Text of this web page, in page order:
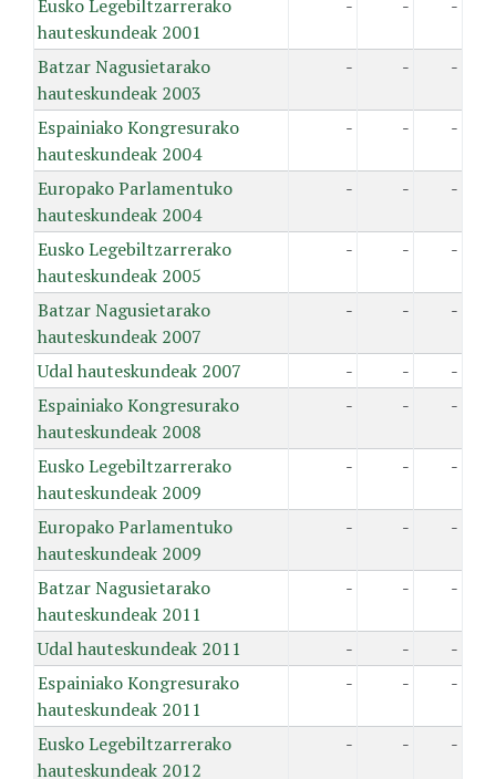
Eusko Legebiltzarrerako
hauteskundeak 2001
- - -
Batzar Nagusietarako
hauteskundeak 2003
- - -
Espainiako Kongresurako
hauteskundeak 2004
- - -
Europako Parlamentuko
hauteskundeak 2004
- - -
Eusko Legebiltzarrerako
hauteskundeak 2005
- - -
Batzar Nagusietarako
hauteskundeak 2007
- - -
Udal hauteskundeak 2007 - -
-
Espainiako Kongresurako
hauteskundeak 2008
- - -
Eusko Legebiltzarrerako
hauteskundeak 2009
- - -
Europako Parlamentuko
hauteskundeak 2009
- - -
Batzar Nagusietarako
hauteskundeak 2011
- - -
Udal hauteskundeak 2011 - -
-
Espainiako Kongresurako
hauteskundeak 2011
- - -
Eusko Legebiltzarrerako
hauteskundeak 2012
- - -